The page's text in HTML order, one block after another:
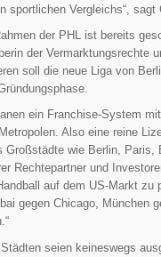
sportlichen Vergleichs“, sagt
der PHL ist bereits
der Vermarktungsrechte
soll die neue Liga von
ein Franchise-System
Also eine reine
Großstädte wie Berlin,
Rechtepartner und
auf dem US-Markt zu
gegen Chicago, München
seien keineswegs